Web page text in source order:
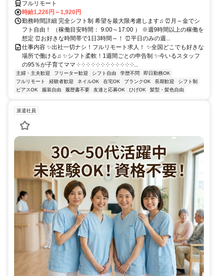
フルリモート
時給1,226円～1,920円
勤務時間詳細 完全シフト制 希望を最大限考慮します♫ ⏰月～金でシ
フト自由！ （稼働目安時間： 9:00～17:00 ） ※週9時間以上の稼働を
想定 ⏰お好きな時間帯で1日3時間～！ ⏰平日のみの週...
仕事内容 ✨出社一切ナシ！フルリモート求人！ ✨全国どこでも好きな
場所で働ける♫ ✨シフト柔軟！1週間ごとの申告制 ✨今いるスタッフ
の95％が子育てママ ༶ ༶ ༶ ༶ ༶ ༶ ༶ ༶ ༶ ༶ ༶ ༶...
主婦・主夫歓迎 フリーター歓迎 シフト自由 学歴不問
即日勤務OK
フルリモート
経験者歓迎 ネイルOK 在宅OK ブランクOK 長期歓迎
シフト制
ピアスOK
服装自由 履歴書不要 友達と応募OK ひげOK 髪型・髪色自由
派遣社員